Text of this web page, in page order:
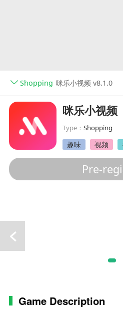
Shopping 咪乐小视频 v8.1.0
咪乐小视频
Type：Shopping
趣味
视频
Pre-
Game Description